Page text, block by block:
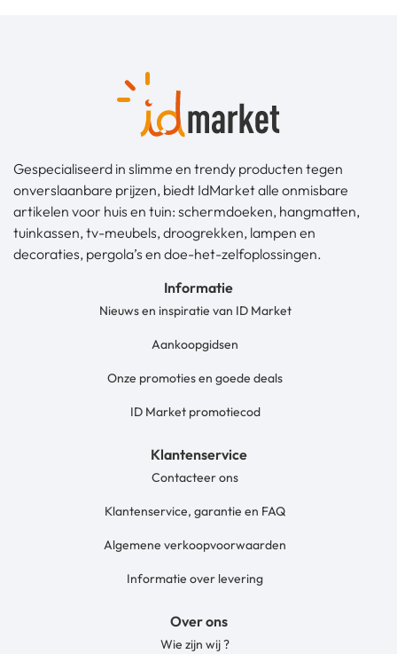
Gespecialiseerd in slimme en trendy producten tegen
onverslaanbare prijzen, biedt IdMarket alle onmisbare
artikelen voor huis en tuin: schermdoeken, hangmatten,
tuinkassen, tv-meubels, droogrekken, lampen en
decoraties, pergola’s en doe-het-zelfoplossingen.
Informatie
Nieuws en inspiratie van ID Market
Aankoopgidsen
Onze promoties en goede deals
ID Market promotiecod
Klantenservice
Contacteer ons
Klantenservice, garantie en FAQ
Algemene verkoopvoorwaarden
Informatie over levering
Over ons
Wie zijn wij ?